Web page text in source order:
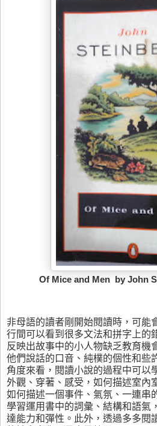
Of Mice and Men by John
非母語的讀者剛開始閱讀時，可能
行間可以看到很多文法和拼字上的
反映出故事中的小人物缺乏教育機
他們說話的口音、純樸的個性和些
角度來看，閱讀小說的過程中可以
外觀、穿著、感受，如何描述室內
如何描述一個事件、氣氛、一連串
學習運用書中的詞彙、結構和語氣
達能力和彈性。此外，透過多多閱